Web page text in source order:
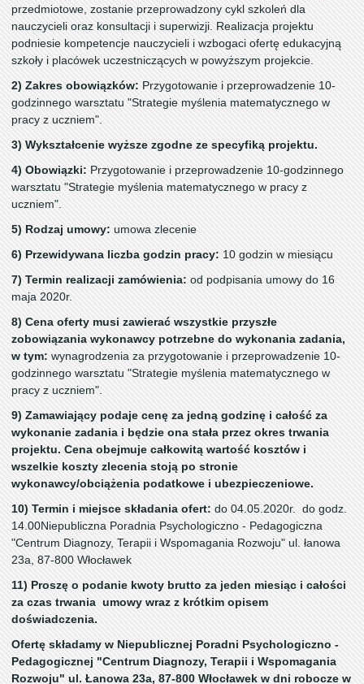
przedmiotowe, zostanie przeprowadzony cykl szkoleń dla
nauczycieli oraz konsultacji i superwizji. Realizacja projektu
podniesie kompetencje nauczycieli i wzbogaci ofertę edukacyjną
szkoły i placówek uczestniczących w powyższym projekcie.
2) Zakres obowiązków: Przygotowanie i przeprowadzenie 10-
godzinnego warsztatu "Strategie myślenia matematycznego w
pracy z uczniem".
3) Wykształcenie wyższe zgodne ze specyfiką projektu.
4) Obowiązki: Przygotowanie i przeprowadzenie 10-godzinnego
warsztatu "Strategie myślenia matematycznego w pracy z
uczniem".
5) Rodzaj umowy: umowa zlecenie
6) Przewidywana liczba godzin pracy: 10 godzin w miesiącu
7) Termin realizacji zamówienia: od podpisania umowy do 16
maja 2020r.
8) Cena oferty musi zawierać wszystkie przyszłe
zobowiązania wykonawcy potrzebne do wykonania zadania,
w tym: wynagrodzenia za przygotowanie i przeprowadzenie 10-
godzinnego warsztatu "Strategie myślenia matematycznego w
pracy z uczniem".
9) Zamawiający podaje cenę za jedną godzinę i całość za
wykonanie zadania i będzie ona stała przez okres trwania
projektu. Cena obejmuje całkowitą wartość kosztów i
wszelkie koszty zlecenia stoją po stronie
wykonawcy/obciążenia podatkowe i ubezpieczeniowe.
10) Termin i miejsce składania ofert: do 04.05.2020r. do godz.
14.00Niepubliczna Poradnia Psychologiczno - Pedagogiczna
"Centrum Diagnozy, Terapii i Wspomagania Rozwoju" ul. łanowa
23a, 87-800 Włocławek
11) Proszę o podanie kwoty brutto za jeden miesiąc i całości
za czas trwania umowy wraz z krótkim opisem
doświadczenia.
Ofertę składamy w Niepublicznej Poradni Psychologiczno -
Pedagogicznej "Centrum Diagnozy, Terapii i Wspomagania
Rozwoju" ul. Łanowa 23a, 87-800 Włocławek w dni robocze w